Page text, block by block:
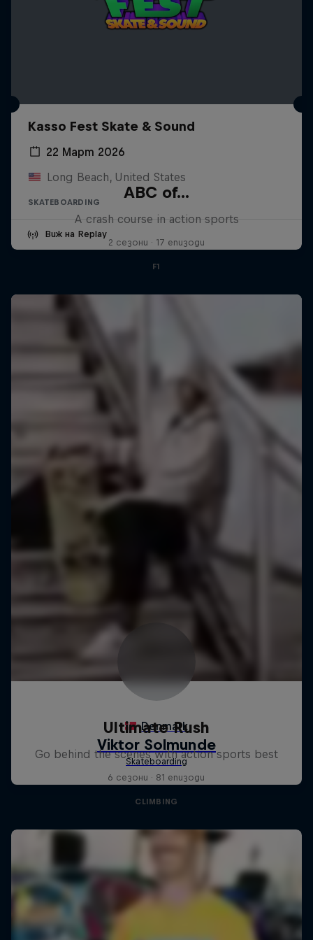
Kasso Fest Skate & Sound
22 Март 2026
Long Beach, United States
SKATEBOARDING
Виж на Replay
ABC of...
A crash course in action sports
2 сезони · 17 епизоди
F1
Ultimate Rush
Go behind the scenes with action sports best
6 сезони · 81 епизоди
CLIMBING